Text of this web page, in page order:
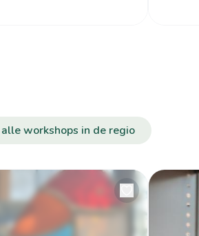
workshops in de regio